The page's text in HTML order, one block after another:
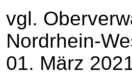
vgl.
Nordrhein-
01. März